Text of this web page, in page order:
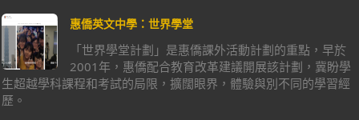
惠僑英文中學：世界學堂
「世界學堂計劃」是惠僑課外活動計劃的重點，早於
2001年，惠僑配合教育改革建議開展該計劃，冀盼學
生超越學科課程和考試的局限，擴闊眼界，體驗與別不同的學習經
歷。